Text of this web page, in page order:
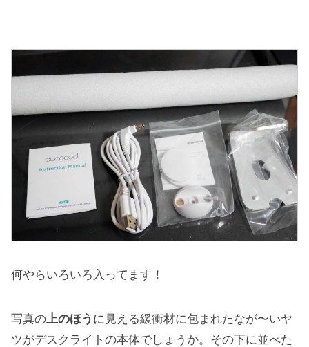
何やらいろいろ入ってます！
写真の上のほう に見える緩衝材に包まれたなが〜いヤ
ツがデスクライトの本体でしょうか。その下に並べた